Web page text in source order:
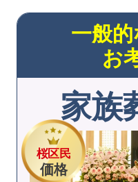
桜区民
価格
一般
お
家族